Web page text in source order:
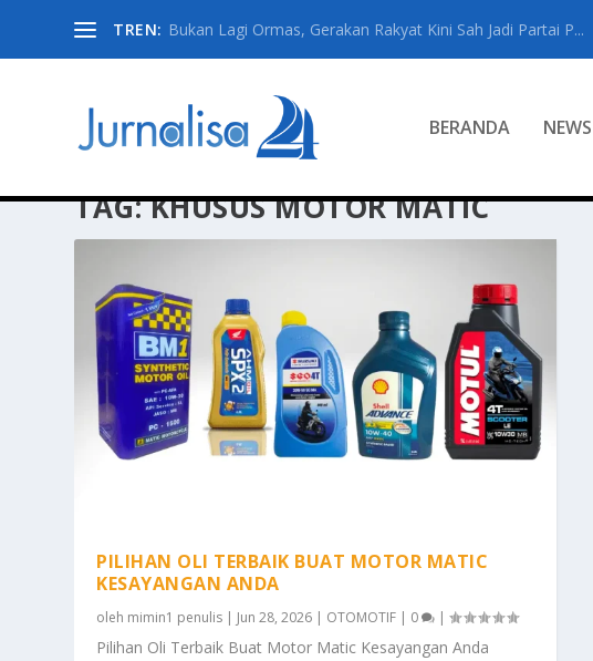
TREN: Bukan Lagi Ormas, Gerakan Rakyat Kini Sah Jadi Partai P...
BERANDA NEWS
TAG:KHUSUS MOTOR MATIC
PILIHAN OLI TERBAIK BUAT MOTOR MATIC
KESAYANGAN ANDA
oleh mimin1 penulis Jun 28, 2026 OTOMOTIF 0 |
Pilihan Oli Terbaik Buat Motor Matic Kesayangan Anda